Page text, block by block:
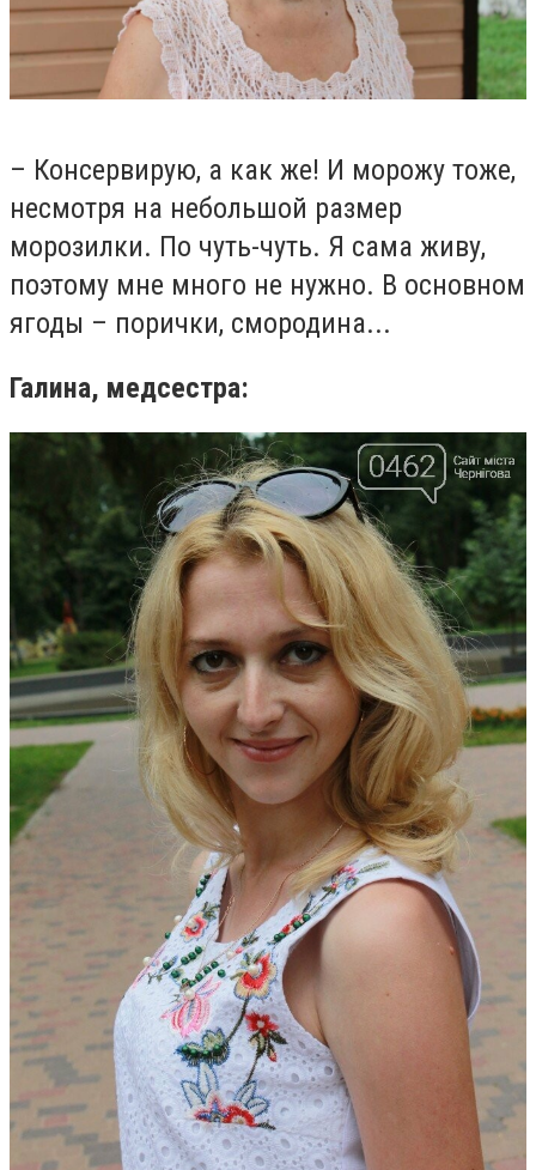
– Консервирую, а как же! И морожу тоже,
несмотря на небольшой размер
морозилки. По чуть-чуть. Я сама живу,
поэтому мне много не нужно. В основном
ягоды – порички, смородина...
Галина, медсестра: